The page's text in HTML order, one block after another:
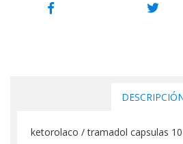
ketorolaco / tramadol capsulas